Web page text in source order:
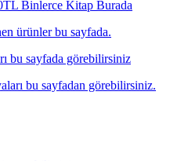
Binlerce Kitap Burada
ürünler bu sayfada.
bu sayfada görebilirsiniz
bu sayfadan görebilirsiniz.